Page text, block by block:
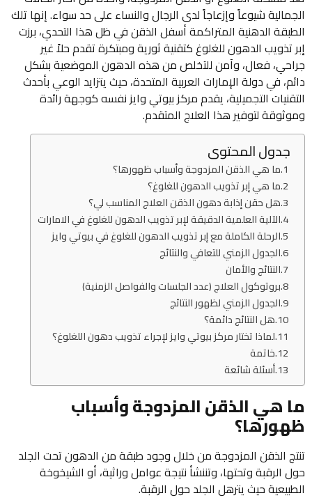
الجمالية شيوعاً وإزعاجاً لدى الرجال والنساء على حد سواء. إنها تلك
الطبقة الدهنية المتراكمة أسفل الذقن في ظل هذا التحدي، برزت
إبر تذويب الدهون للغلوغ كتقنية ثورية ومبتكرة تقدم حلاً غير
جراحي، فعال، وآمن للتخلص من هذه الدهون الموضعية بشكل
دائم، في دولة الإمارات العربية المتحدة، حيث يتزايد الوعي بأحدث
التقنيات التجميلية، يقدم مركز بيوتي وايز نفسه كوجهة رائدة
وموثوقة لتوفير هذا العلاج المتقدم.
جدول المحتوى
ما هي الذقن المزدوجة وأسباب ظهورها؟
ما هي إبر تذويب الدهون للغلوغ؟
هل حقن إذابة دهون الذقن العلاج المناسب لي؟
الآلية العلمية الدقيقة لإبر تذويب الدهون للغلوغ في الامارات
الرحلة الكاملة مع إبر تذويب الدهون للغلوغ في بيوتي وايز
الجدول الزمني للتعافي والنتائج
النتائج والأمان
بروتوكول العلاج (عدد الجلسات والفواصل الزمنية)
الجدول الزمني لظهور النتائج
هل النتائج دائمة؟
لماذا تختار مركز بيوتي وايز لإجراء تذويب دهون اللغلوغ؟
خاتمة
أسئلة شائعة
ما هي الذقن المزدوجة وأسباب
ظهورها؟
تنتج الذقن المزدوجة من خلال وجود طبقة من الدهون تحت الجلد
حول الرقبة وتحتها، وتننشأ نتيجة عوامل وراثية، أو الشيخوخة
الطبيعية حيث يترهل الجلد حول الرقبة.